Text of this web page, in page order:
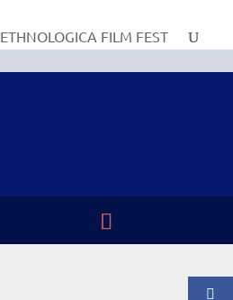
ETHNOLOGICA FILM FEST